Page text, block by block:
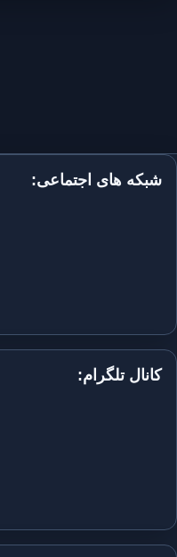
شبکه های اجتماعی:
کانال تلگرام: